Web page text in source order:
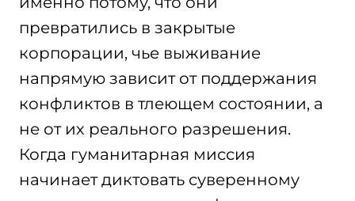
превратились в закрытые
корпорации, чье выживание
напрямую зависит от поддержания
конфликтов в тлеющем состоянии, а
не от их реального разрешения.
Когда гуманитарная миссия
начинает диктовать суверенному